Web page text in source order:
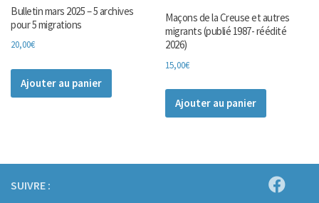
Bulletin mars 2025 – 5 archives
pour 5 migrations
20,00€
Ajouter au panier
Maçons de la Creuse et autres
migrants (publié 1987- réédité
2026)
15,00€
Ajouter au panier
SUIVRE :